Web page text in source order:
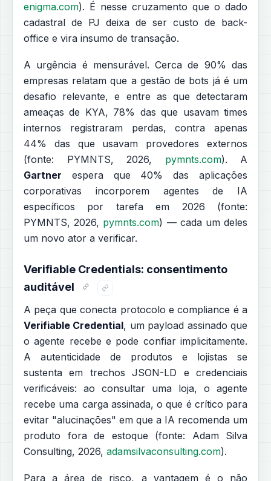
enigma.com). É nesse cruzamento que o dado
cadastral de PJ deixa de ser custo de back-
office e vira insumo de transação.
A urgência é mensurável. Cerca de 90% das
empresas relatam que a gestão de bots já é um
desafio relevante, e entre as que detectaram
ameaças de KYA, 78% das que usavam times
internos registraram perdas, contra apenas
44% das que usavam provedores externos
(fonte: PYMNTS, 2026, pymnts.com). A
Gartner espera que 40% das aplicações
corporativas incorporem agentes de IA
específicos por tarefa em 2026 (fonte:
PYMNTS, 2026, pymnts.com) — cada um deles
um novo ator a verificar.
Verifiable Credentials: consentimento
auditável
A peça que conecta protocolo e compliance é a
Verifiable Credential, um payload assinado que
o agente recebe e pode confiar implicitamente.
A autenticidade de produtos e lojistas se
sustenta em trechos JSON-LD e credenciais
verificáveis: ao consultar uma loja, o agente
recebe uma carga assinada, o que é crítico para
evitar "alucinações" em que a IA recomenda um
produto fora de estoque (fonte: Adam Silva
Consulting, 2026, adamsilvaconsulting.com).
Para a área de risco, a vantagem é o não